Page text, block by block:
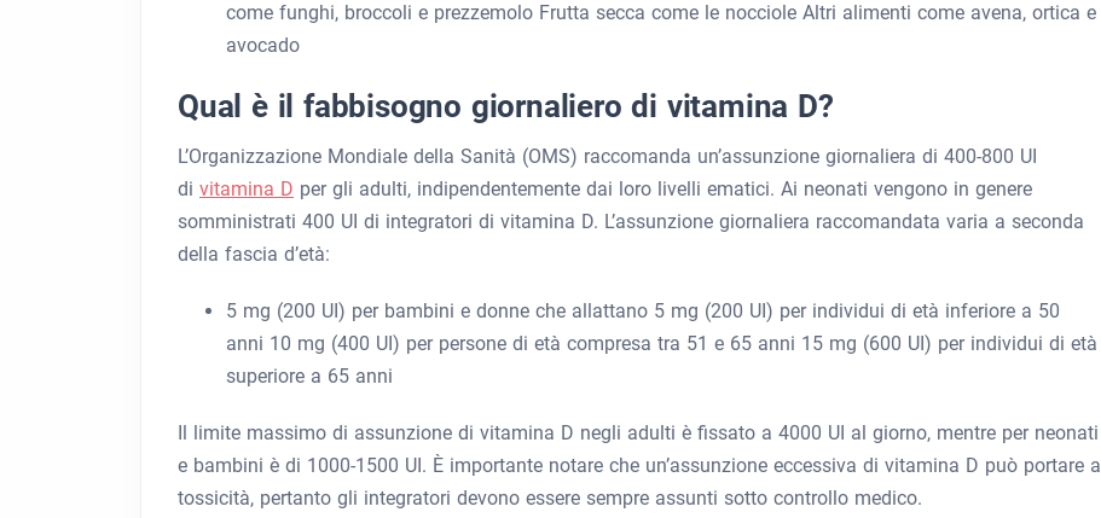
come funghi, broccoli e prezzemolo Frutta secca come le nocciole Altri alimenti come avena, ortica e
avocado
Qual è il fabbisogno giornaliero di vitamina D?
L’Organizzazione Mondiale della Sanità (OMS) raccomanda un’assunzione giornaliera di 400-800 UI
di vitamina D per gli adulti, indipendentemente dai loro livelli ematici. Ai neonati vengono in genere
somministrati 400 UI di integratori di vitamina D. L’assunzione giornaliera raccomandata varia a seconda
della fascia d’età:
5 mg (200 UI) per bambini e donne che allattano 5 mg (200 UI) per individui di età inferiore a 50
anni 10 mg (400 UI) per persone di età compresa tra 51 e 65 anni 15 mg (600 UI) per individui di età
superiore a 65 anni
Il limite massimo di assunzione di vitamina D negli adulti è fissato a 4000 UI al giorno, mentre per neonati
e bambini è di 1000-1500 UI. È importante notare che un’assunzione eccessiva di vitamina D può portare a
tossicità, pertanto gli integratori devono essere sempre assunti sotto controllo medico.